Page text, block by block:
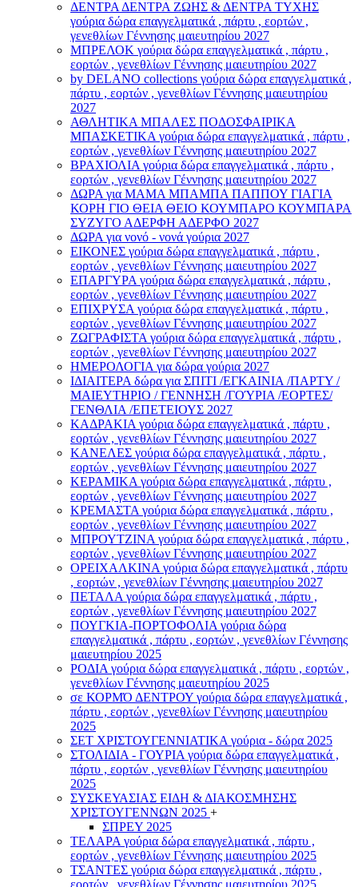
ΔΕΝΤΡΑ ΔΕΝΤΡΑ ΖΩΗΣ & ΔΕΝΤΡΑ ΤΥΧΗΣ
γούρια δώρα επαγγελματικά , πάρτυ , εορτών ,
γενεθλίων Γέννησης μαιευτηρίου 2027
ΜΠΡΕΛΟΚ γούρια δώρα επαγγελματικά , πάρτυ ,
εορτών , γενεθλίων Γέννησης μαιευτηρίου 2027
by DELANO collections γούρια δώρα επαγγελματικά ,
πάρτυ , εορτών , γενεθλίων Γέννησης μαιευτηρίου
2027
ΑΘΛΗΤΙΚΑ ΜΠΑΛΕΣ ΠΟΔΟΣΦΑΙΡΙΚΑ
ΜΠΑΣΚΕΤΙΚΑ γούρια δώρα επαγγελματικά , πάρτυ ,
εορτών , γενεθλίων Γέννησης μαιευτηρίου 2027
ΒΡΑΧΙΟΛΙA γούρια δώρα επαγγελματικά , πάρτυ ,
εορτών , γενεθλίων Γέννησης μαιευτηρίου 2027
ΔΩΡΑ για ΜΑΜΑ ΜΠΑΜΠΑ ΠΑΠΠΟΥ ΓΙΑΓΙΑ
ΚΟΡΗ ΓΙΟ ΘΕΙΑ ΘΕΙΟ ΚΟΥΜΠΑΡΟ ΚΟΥΜΠΑΡΑ
ΣΥΖΥΓΟ ΑΔΕΡΦΗ ΑΔΕΡΦΟ 2027
ΔΩΡΑ για νονό - νονά γούρια 2027
ΕΙΚΟΝΕΣ γούρια δώρα επαγγελματικά , πάρτυ ,
εορτών , γενεθλίων Γέννησης μαιευτηρίου 2027
ΕΠΑΡΓΥΡΑ γούρια δώρα επαγγελματικά , πάρτυ ,
εορτών , γενεθλίων Γέννησης μαιευτηρίου 2027
ΕΠΙΧΡΥΣΑ γούρια δώρα επαγγελματικά , πάρτυ ,
εορτών , γενεθλίων Γέννησης μαιευτηρίου 2027
ΖΩΓΡΑΦΙΣΤΑ γούρια δώρα επαγγελματικά , πάρτυ ,
εορτών , γενεθλίων Γέννησης μαιευτηρίου 2027
ΗΜΕΡΟΛΟΓΙΑ για δώρα γούρια 2027
ΙΔΙΑΙΤΕΡΑ δώρα για ΣΠΙΤΙ /ΕΓΚΑΙΝΙΑ /ΠΑΡΤΥ /
ΜΑΙΕΥΤΗΡΙΟ / ΓΕΝΝΗΣΗ /ΓΟΎΡΙΑ /ΕΟΡΤΕΣ/
ΓΕΝΘΛΙΑ /ΕΠΕΤΕΙΟΥΣ 2027
ΚΑΔΡΑΚΙΑ γούρια δώρα επαγγελματικά , πάρτυ ,
εορτών , γενεθλίων Γέννησης μαιευτηρίου 2027
ΚΑΝΕΛΕΣ γούρια δώρα επαγγελματικά , πάρτυ ,
εορτών , γενεθλίων Γέννησης μαιευτηρίου 2027
ΚΕΡΑΜΙΚΑ γούρια δώρα επαγγελματικά , πάρτυ ,
εορτών , γενεθλίων Γέννησης μαιευτηρίου 2027
ΚΡΕΜΑΣΤΑ γούρια δώρα επαγγελματικά , πάρτυ ,
εορτών , γενεθλίων Γέννησης μαιευτηρίου 2027
ΜΠΡΟΥΤΖΙΝΑ γούρια δώρα επαγγελματικά , πάρτυ ,
εορτών , γενεθλίων Γέννησης μαιευτηρίου 2027
ΟΡΕΙΧΑΛΚΙΝΑ γούρια δώρα επαγγελματικά , πάρτυ
, εορτών , γενεθλίων Γέννησης μαιευτηρίου 2027
ΠΕΤΑΛΑ γούρια δώρα επαγγελματικά , πάρτυ ,
εορτών , γενεθλίων Γέννησης μαιευτηρίου 2027
ΠΟΥΓΚΙΑ-ΠΟΡΤΟΦΟΛΙΑ γούρια δώρα
επαγγελματικά , πάρτυ , εορτών , γενεθλίων Γέννησης
μαιευτηρίου 2025
ΡΟΔΙΑ γούρια δώρα επαγγελματικά , πάρτυ , εορτών ,
γενεθλίων Γέννησης μαιευτηρίου 2025
σε ΚΟΡΜΌ ΔΕΝΤΡΟΥ γούρια δώρα επαγγελματικά ,
πάρτυ , εορτών , γενεθλίων Γέννησης μαιευτηρίου
2025
ΣΕΤ ΧΡΙΣΤΟΥΓΕΝΝΙΑΤΙΚΑ γούρια - δώρα 2025
ΣΤΟΛΙΔΙΑ - ΓΟΥΡΙΑ γούρια δώρα επαγγελματικά ,
πάρτυ , εορτών , γενεθλίων Γέννησης μαιευτηρίου
2025
ΣΥΣΚΕΥΑΣΙΑΣ ΕΙΔΗ & ΔΙΑΚΟΣΜΗΣΗΣ
ΧΡΙΣΤΟΥΓΕΝΝΩΝ 2025 +
ΣΠΡΕΥ 2025
ΤΕΛΑΡΑ γούρια δώρα επαγγελματικά , πάρτυ ,
εορτών , γενεθλίων Γέννησης μαιευτηρίου 2025
ΤΣΑΝΤΕΣ γούρια δώρα επαγγελματικά , πάρτυ ,
εορτών , γενεθλίων Γέννησης μαιευτηρίου 2025